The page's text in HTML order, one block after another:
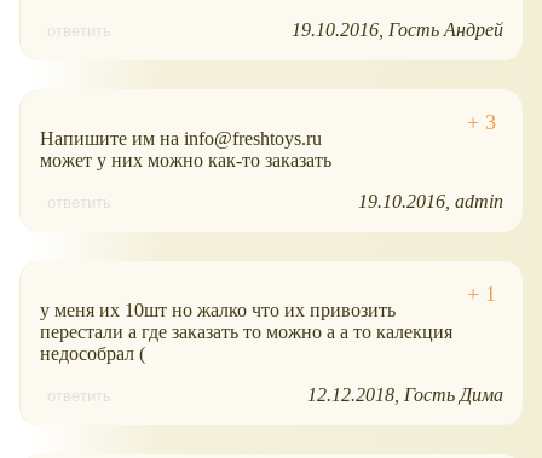
ответить 19.10.2016 Гость Андрей
Напишите им на info@freshtoys.ru
может у них можно как-то заказать
ответить 19.10.2016 admin
у меня их 10шт но жалко что их привозить
перестали а где заказать то можно а а то калекция
недособрал (
ответить 12.12.2018 Гость Дима